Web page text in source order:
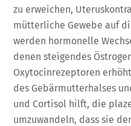
zu erweichen,
mütterliche Gewebe auf
werden hormonelle
denen steigendes
Oxytocinrezeptoren
des Gebärmutterhalses
und Cortisol hilft, die
umzuwandeln, dass sie